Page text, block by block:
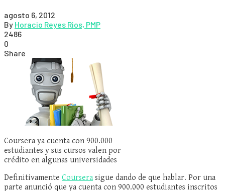
agosto 6, 2012
By Horacio Reyes Rios, PMP
2486
0
Share
Coursera ya cuenta con 900.000
estudiantes y sus cursos valen por
crédito en algunas universidades
Definitivamente Coursera sigue dando de que hablar. Por una
parte anunció que ya cuenta con 900.000 estudiantes inscritos